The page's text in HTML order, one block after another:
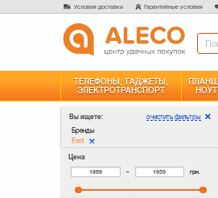
Условия доставки Гарантийные условия
ТЕЛЕФОНЫ, ГАДЖЕТЫ,
ЭЛЕКТРОТРАНСПОРТ
Вы ищете:
Бренды
East
очистить фильтры
Цена
– грн.